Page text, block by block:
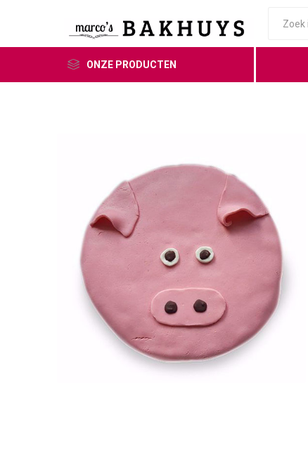
ONZE PRODUCTEN